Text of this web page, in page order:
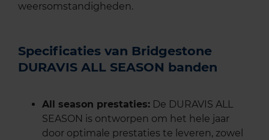
weersomstandigheden.
Specificaties van Bridgestone
DURAVIS ALL SEASON banden
All season prestaties: De DURAVIS ALL
SEASON is ontworpen om het hele jaar
door optimale prestaties te leveren, zowel